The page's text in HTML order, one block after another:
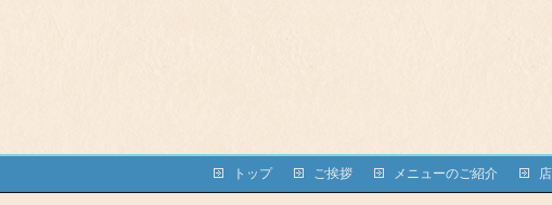
トップ ご挨拶 メニューのご紹介